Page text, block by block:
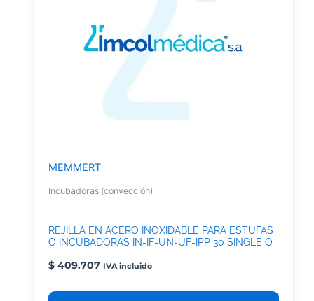
MEMMERT
Incubadoras (convección)
REJILLA EN ACERO INOXIDABLE PARA ESTUFAS
O INCUBADORAS IN-IF-UN-UF-IPP 30 SINGLE O
$ 409.707 IVA incluido